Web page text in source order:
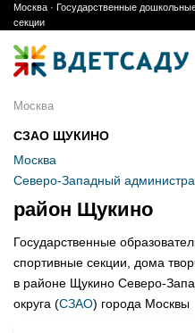
Skip
to
content
Москва · Государственные
секции
Москва
СЗАО ЩУКИНО
Москва
Северо-Западный
район Щукино
Государственные
спортивные секции, дома
в районе Щукино Северо-
округа (СЗАО) города Москвы